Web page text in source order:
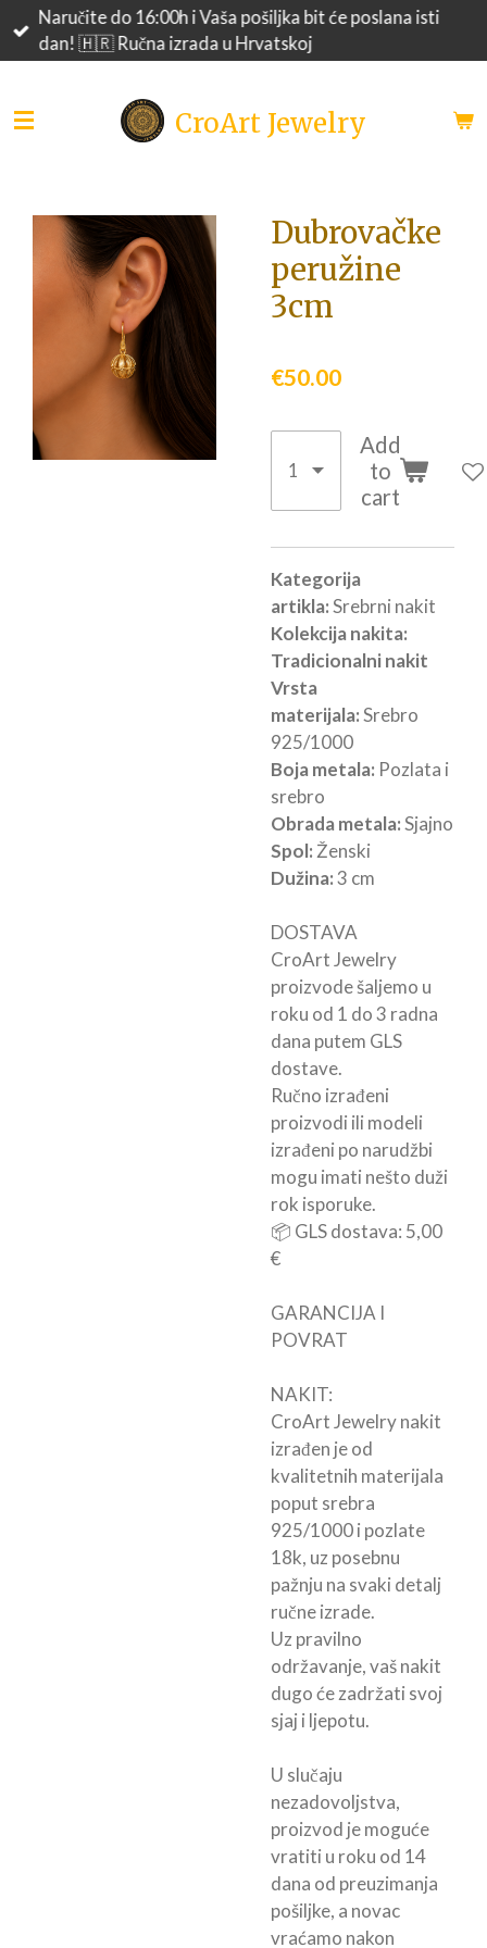
SkipNaručite do 16:00h i Vaša pošiljka bit će poslana isti
dan! 🇭🇷 Ručna izrada u Hrvatskoj
CroArt Jewelry
Dubrovačke
peružine
3cm
€50.00
Add
to
cart
Kategorija
artikla:Srebrni nakit
Kolekcija nakita:
Tradicionalni nakit
Vrsta
materijala:Srebro
925/1000
Boja metala: Pozlata i
srebro
Obrada metala:Sjajno
Spol: Ženski
Dužina:3 cm
DOSTAVA
CroArt Jewelry
proizvode šaljemo u
roku od 1 do 3 radna
dana putem GLS
dostave.
Ručno izrađeni
proizvodi ili modeli
izrađeni po narudžbi
mogu imati nešto duži
rok isporuke.
📦 GLS dostava: 5,00
€
GARANCIJA I
POVRAT
NAKIT:
CroArt Jewelry nakit
izrađen je od
kvalitetnih materijala
poput srebra
925/1000 i pozlate
18k, uz posebnu
pažnju na svaki detalj
ručne izrade.
Uz pravilno
održavanje, vaš nakit
dugo će zadržati svoj
sjaj i ljepotu.
U slučaju
nezadovoljstva,
proizvod je moguće
vratiti u roku od 14
dana od preuzimanja
pošiljke, a novac
vraćamo nakon